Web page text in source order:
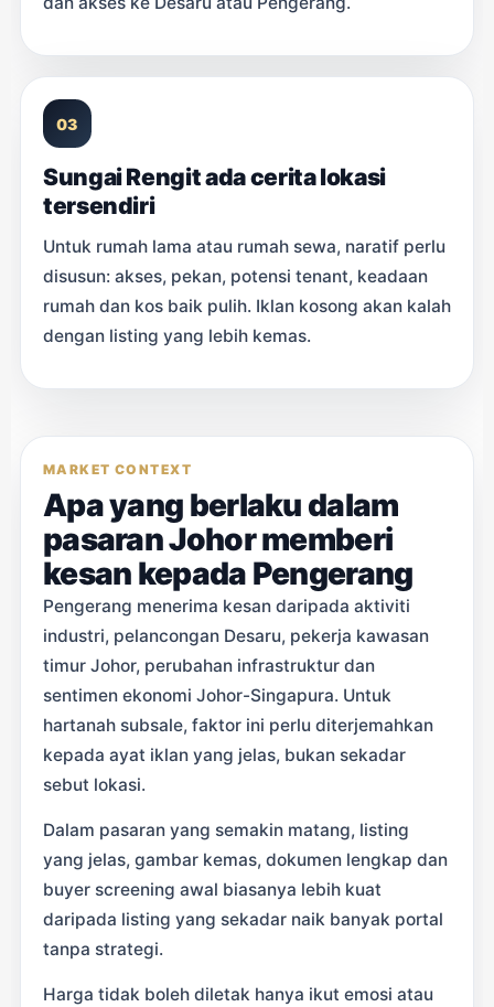
03
Sungai Rengit ada cerita lokasi
tersendiri
Untuk rumah lama atau rumah sewa, naratif perlu
disusun: akses, pekan, potensi tenant, keadaan
rumah dan kos baik pulih. Iklan kosong akan kalah
dengan listing yang lebih kemas.
MARKET CONTEXT
Apa yang berlaku dalam
pasaran Johor memberi
kesan kepada Pengerang
Pengerang menerima kesan daripada aktiviti
industri, pelancongan Desaru, pekerja kawasan
timur Johor, perubahan infrastruktur dan
sentimen ekonomi Johor-Singapura. Untuk
hartanah subsale, faktor ini perlu diterjemahkan
kepada ayat iklan yang jelas, bukan sekadar
sebut lokasi.
Dalam pasaran yang semakin matang, listing
yang jelas, gambar kemas, dokumen lengkap dan
buyer screening awal biasanya lebih kuat
daripada listing yang sekadar naik banyak portal
tanpa strategi.
Harga tidak boleh diletak hanya ikut emosi atau